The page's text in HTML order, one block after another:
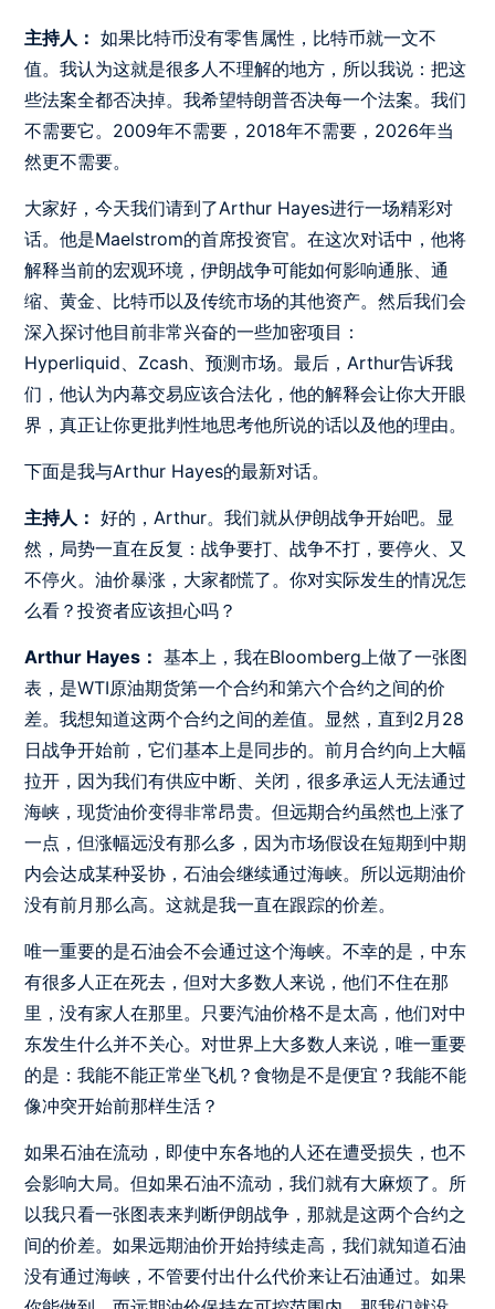
主持人： 如果比特币没有零售属性，比特币就一文不
值。我认为这就是很多人不理解的地方，所以我说：把这
些法案全都否决掉。我希望特朗普否决每一个法案。我们
不需要它。2009年不需要，2018年不需要，2026年当
然更不需要。
大家好，今天我们请到了Arthur Hayes进行一场精彩对
话。他是Maelstrom的首席投资官。在这次对话中，他将
解释当前的宏观环境，伊朗战争可能如何影响通胀、通
缩、黄金、比特币以及传统市场的其他资产。然后我们会
深入探讨他目前非常兴奋的一些加密项目：
Hyperliquid、Zcash、预测市场。最后，Arthur告诉我
们，他认为内幕交易应该合法化，他的解释会让你大开眼
界，真正让你更批判性地思考他所说的话以及他的理由。
下面是我与Arthur Hayes的最新对话。
主持人： 好的，Arthur。我们就从伊朗战争开始吧。显
然，局势一直在反复：战争要打、战争不打，要停火、又
不停火。油价暴涨，大家都慌了。你对实际发生的情况怎
么看？投资者应该担心吗？
Arthur Hayes： 基本上，我在Bloomberg上做了一张图
表，是WTI原油期货第一个合约和第六个合约之间的价
差。我想知道这两个合约之间的差值。显然，直到2月28
日战争开始前，它们基本上是同步的。前月合约向上大幅
拉开，因为我们有供应中断、关闭，很多承运人无法通过
海峡，现货油价变得非常昂贵。但远期合约虽然也上涨了
一点，但涨幅远没有那么多，因为市场假设在短期到中期
内会达成某种妥协，石油会继续通过海峡。所以远期油价
没有前月那么高。这就是我一直在跟踪的价差。
唯一重要的是石油会不会通过这个海峡。不幸的是，中东
有很多人正在死去，但对大多数人来说，他们不住在那
里，没有家人在那里。只要汽油价格不是太高，他们对中
东发生什么并不关心。对世界上大多数人来说，唯一重要
的是：我能不能正常坐飞机？食物是不是便宜？我能不能
像冲突开始前那样生活？
如果石油在流动，即使中东各地的人还在遭受损失，也不
会影响大局。但如果石油不流动，我们就有大麻烦了。所
以我只看一张图表来判断伊朗战争，那就是这两个合约之
间的价差。如果远期油价开始持续走高，我们就知道石油
没有通过海峡，不管要付出什么代价来让石油通过。如果